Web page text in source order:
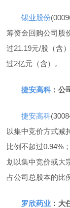
锡业股份
筹资金回购公司股
过21.19元/股（含
过2亿元（含）。
捷安高科：公
捷安高科
以集中竞价方式减
比例不超过0.94%
划以集中竞价或大
占公司总股本的比
罗欣药业 ：大